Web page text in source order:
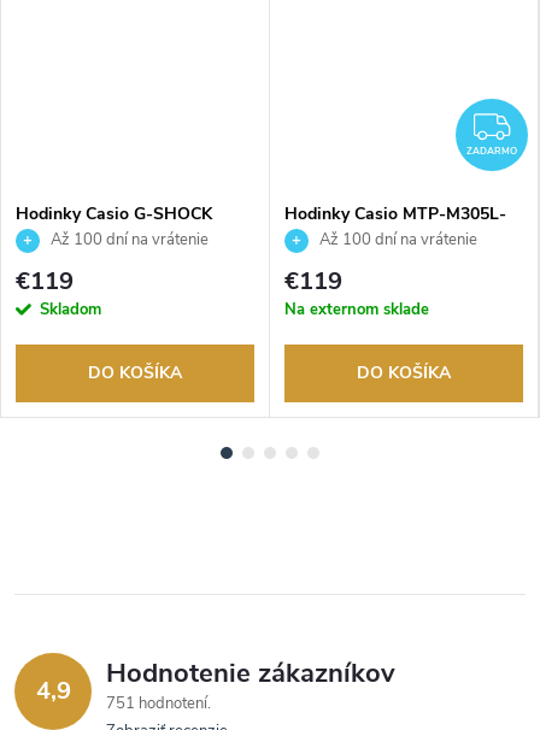
Hodinky Casio G-SHOCK
GBD-800UC-8ER
Až 100 dní na vrátenie
tovaru. Autorizovaný predajca.
€119
Skladom
DO KOŠÍKA
ZADARMO
Hodinky Casio MTP-M305L-
1AVERAž 100 dní na vrátenie
tovaru. Autorizovaný predajca.
€119
Na externom sklade
DO KOŠÍKA
4,9 Hodnotenie zákazníkov
751 hodnotení